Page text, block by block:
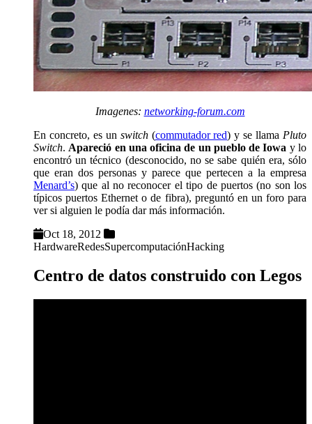
Imagenes: networking-forum.com
En concreto, es un switch(commutador red) y se llama Pluto
Switch. Apareció en una oficina de un pueblo de Iowa y lo
encontró un técnico (desconocido, no se sabe quién era, sólo
que eran dos personas y parece que pertecen a la empresa
Menard’s) que al no reconocer el tipo de puertos (no son los
típicos puertos Ethernet o de fibra), preguntó en un foro para
ver si alguien le podía dar más información.
Oct 18, 2012
HardwareRedesSupercomputaciónHacking
Centro de datos construido con Legos